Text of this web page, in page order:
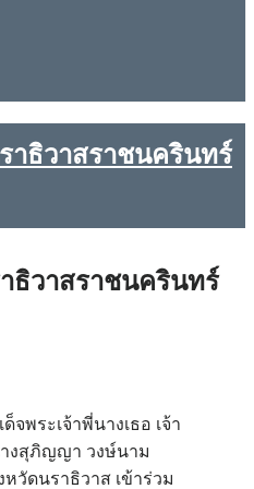
าธิวาสราชนครินทร์
ธิวาสราชนครินทร์
พระเจ้าพี่นางเธอ เจ้า
างสุภิญญา วงษ์นาม
วัดนราธิวาส เข้าร่วม